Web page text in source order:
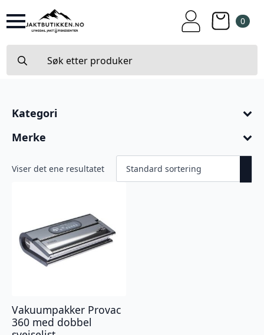
0
for:
Kategori
Merke
Viser det ene resultatet
Vakuumpakker Provac
360 med dobbel